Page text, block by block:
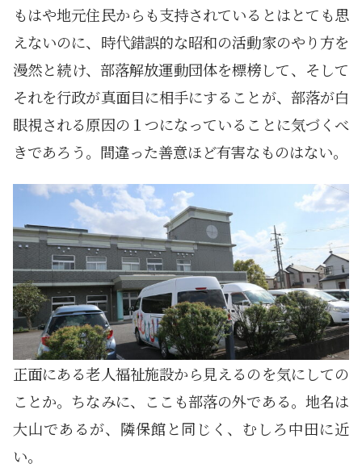
もはや地元住民からも支持されているとはとても思
えないのに、時代錯誤的な昭和の活動家のやり方を
漫然と続け、部落解放運動団体を標榜して、そして
それを行政が真面目に相手にすることが、部落が白
眼視される原因の１つになっていることに気づくべ
きであろう。間違った善意ほど有害なものはない。
正面にある老人福祉施設から見えるのを気にしての
ことか。ちなみに、ここも部落の外である。地名は
大山であるが、隣保館と同じく、むしろ中田に近
い。